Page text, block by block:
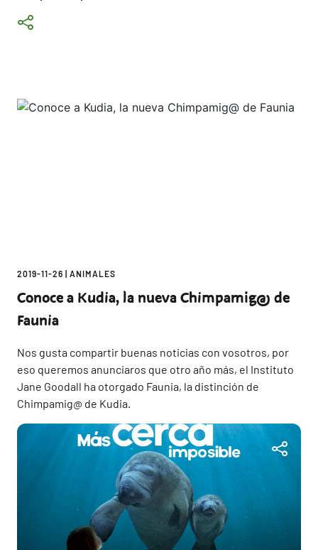
2019-11-26 | ANIMALES
Conoce a Kudia, la nueva Chimpamig@ de
Faunia
Nos gusta compartir buenas noticias con vosotros, por
eso queremos anunciaros que otro año más, el Instituto
Jane Goodall ha otorgado Faunia, la distinción de
Chimpamig@ de Kudia.